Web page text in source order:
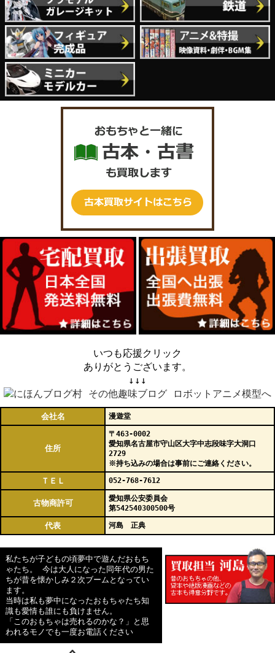
いつも応援クリック
ありがとうございます。
↓↓↓
会社名 漫遊堂
住所
〒463-0002
愛知県名古屋市守山区大字中志段味字大洞口
2729
※持ち込みの場合は事前にご連絡ください。
ＴＥＬ 052-768-7612
古物商許可
愛知県公安委員会
第542540300500号
代表 河島 正典
私たちが子どもの頃夢中で遊んだおもち
ゃたち。 今は大人になった同年代の男た
ちが昔を懐かしみ２次ブームとなってい
ます。
当時は私も夢中になったおもちゃたち知
識も愛情も誰にも負けません。
「このおもちゃは売れるのかな？」と思
われるモノでも一度お電話ください